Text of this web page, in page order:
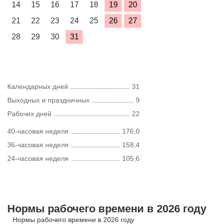
14
15 16 17 18 19
20
21
22 23 24 25 26
27
28
29 30 31
Календарных дней
31
Выходных и праздничных
9
Рабочих дней
22
40-часовая неделя
176,0
36-часовая неделя
158,4
24-часовая неделя
105,6
Нормы рабочего времени в 2026 году
Нормы рабочего времени в 2026 году